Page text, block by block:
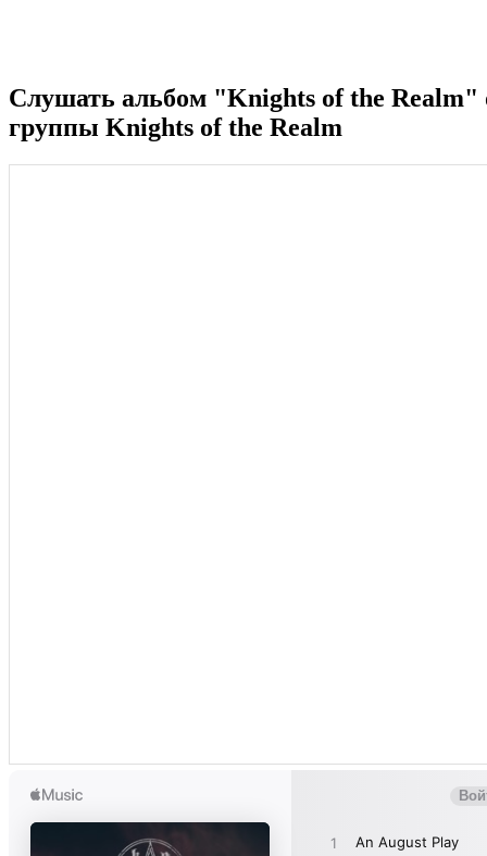
Слушать альбом "Knights of the Realm"
группы Knights of the Realm